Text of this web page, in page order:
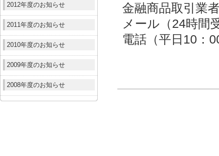
2012年度のお知らせ
2011年度のお知らせ
2010年度のお知らせ
2009年度のお知らせ
2008年度のお知らせ
金融商品取引業
メール（24時間
電話（平日10：